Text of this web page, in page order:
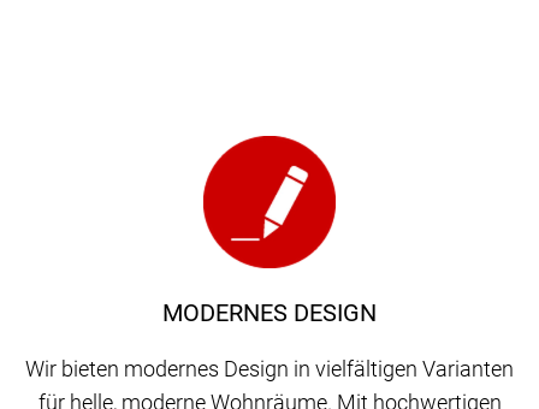
MODERNES DESIGN
Wir bieten modernes Design in vielfältigen Varianten
für helle, moderne Wohnräume. Mit hochwertigen